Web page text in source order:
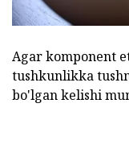
Agar komponent
tushkunlikka
bo'lgan kelishi